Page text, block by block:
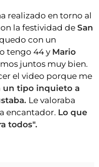
realizado en torno al
la festividad de San
con un
tengo 44 y Mario
juntos muy bien.
el video porque me
un tipo inquieto a
Le valoraba
encantador. Lo que
todos".